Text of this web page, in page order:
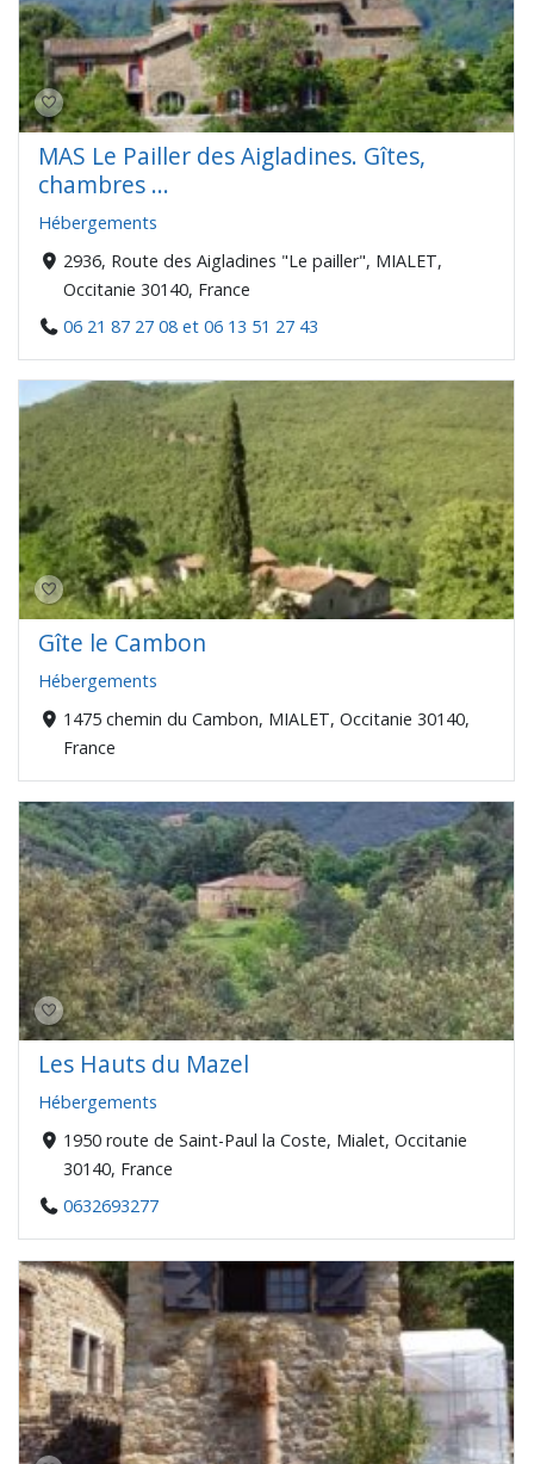
MAS Le Pailler des Aigladines. Gîtes,
chambres ...
Hébergements
2936, Route des Aigladines "Le pailler", MIALET,
Occitanie 30140, France
06 21 87 27 08 et 06 13 51 27 43
Gîte le Cambon
Hébergements
1475 chemin du Cambon, MIALET, Occitanie 30140,
France
Les Hauts du Mazel
Hébergements
1950 route de Saint-Paul la Coste, Mialet, Occitanie
30140, France
0632693277